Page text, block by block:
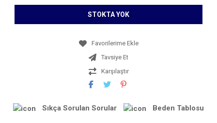
STOKTA YOK
Tavsiye Et
Karşılaştır
Sıkça Sorulan Sorular Beden Tablosu